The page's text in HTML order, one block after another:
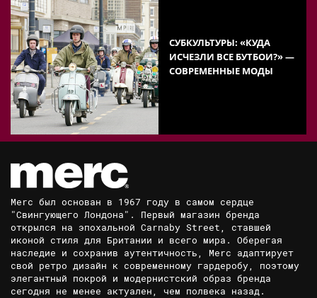
СУБКУЛЬТУРЫ: «КУДА
ИСЧЕЗЛИ ВСЕ БУТБОИ?» —
СОВРЕМЕННЫЕ МОДЫ
Merc был основан в 1967 году в самом сердце
"Свингующего Лондона". Первый магазин бренда
открылся на эпохальной Carnaby Street, ставшей
иконой стиля для Британии и всего мира. Оберегая
наследие и сохранив аутентичность, Merc адаптирует
свой ретро дизайн к современному гардеробу, поэтому
элегантный покрой и модернистский образ бренда
сегодня не менее актуален, чем полвека назад.